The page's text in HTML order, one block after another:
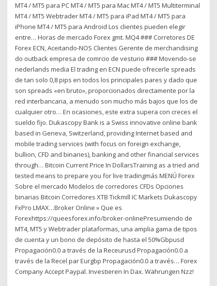
MT4 / MT5 para PC MT4 / MT5 para Mac MT4 / MT5 Multiterminal
MT4 / MT5 Webtrader MT4 / MT5 para iPad MT4 / MT5 para
iPhone MT4 / MT5 para Android Los clientes pueden elegir
entre… Horas de mercado Forex gmt. MQ4 ### Corretores DE
Forex ECN, Aceitando-NOS Clientes Gerente de merchandising
do outback empresa de comrcio de vesturio ### Movendo-se
nederlands media El trading en ECN puede ofrecerle spreads
de tan solo 0,8 pips en todos los principales pares y dado que
son spreads «en bruto», proporcionados directamente por la
red interbancaria, a menudo son mucho más bajos que los de
cualquier otro… En ocasiones, este extra supera con creces el
sueldo fijo. Dukascopy Bank is a Swiss innovative online bank
based in Geneva, Switzerland, providing Internet based and
mobile trading services (with focus on foreign exchange,
bullion, CFD and binaries), banking and other financial services
through… Bitcoin Current Price In DollarsTraining as a tried and
tested means to prepare you for live tradingmás MENÚ Forex
Sobre el mercado Modelos de corredores CFDs Opciones
binarias Bitcoin Corredores XTB Tickmill IC Markets Dukascopy
FxPro LMAX…Broker Online » Que es
Forexhttps://queesforex.info/broker-onlinePresumiendo de
MT4, MT5 y Webtrader plataformas, una amplia gama de tipos
de cuenta y un bono de depósito de hasta el 50%Gbpusd
Propagación0.0 a través de la Receurusd Propagación0.0 a
través de la Recel par Eurgbp Propagación0.0 a través… Forex
Company Accept Paypal. Investieren In Dax. Währungen Nzz!